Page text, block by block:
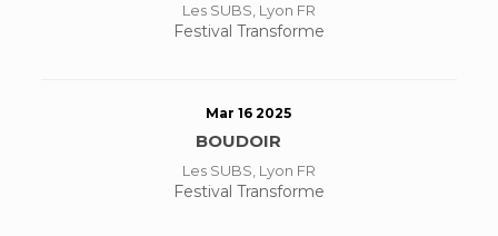
Les SUBS, Lyon FR
Festival Transforme
Mar 16 2025
BOUDOIR
Les SUBS, Lyon FR
Festival Transforme